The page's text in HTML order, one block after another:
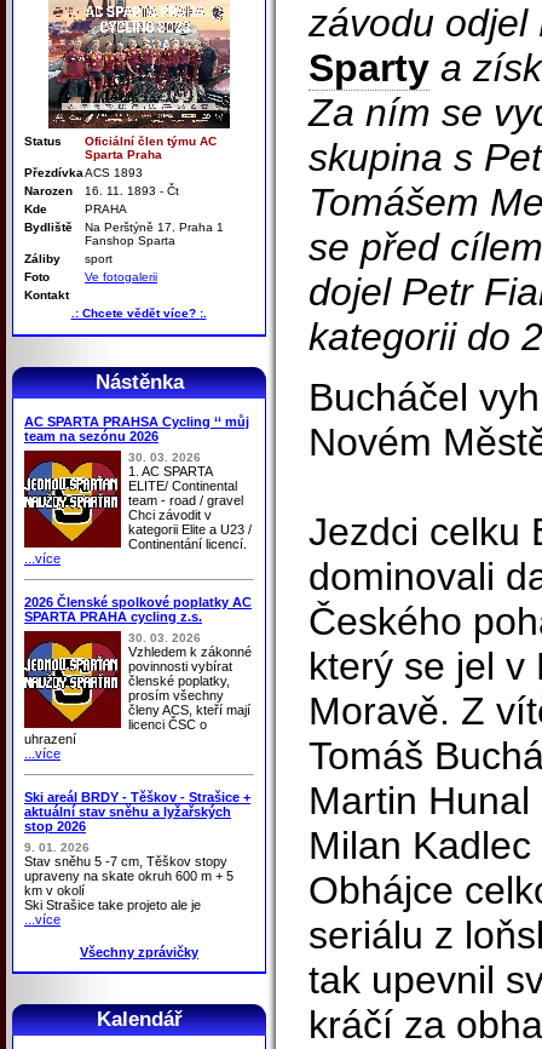
Status
Oficiální člen týmu AC
Sparta Praha
PřezdívkaACS 1893
Narozen
16. 11. 1893 - Čt
Kde
PRAHA
Bydliště
Na Perštýně 17. Praha 1
Fanshop Sparta
Záliby
sport
Foto
Ve fotogalerii
Kontakt
.: Chcete vědět více? :.
Nástěnka
AC SPARTA PRAHSA Cycling ‘‘ můj
team na sezónu 2026
30. 03. 2026
1. AC SPARTA
ELITE/ Continental
team - road / gravel
Chci závodit v
kategorii Elite a U23 /
Continentání licencí.
...více
2026 Členské spolkové poplatky AC
SPARTA PRAHA cycling z.s.
30. 03. 2026
Vzhledem k zákonné
povinnosti vybírat
členské poplatky,
prosím všechny
členy ACS, kteří mají
licenci ČSC o
uhrazení
...více
Ski areál BRDY - Těškov - Strašice +
aktuální stav sněhu a lyžařských
stop 2026
9. 01. 2026
Stav sněhu 5 -7 cm, Těškov stopy
upraveny na skate okruh 600 m + 5
km v okolí
Ski Strašice take projeto ale je
...více
Všechny zprávičky
Kalendář
závodu odjel
Sparty a
Za ním se
skupina s
Tomášem
se před
dojel Petr
kategorii do
Bucháčel
Novém
Jezdci celku
dominovali
Českého
který se jel v
Moravě. Z
Tomáš
Martin
Milan
Obhájce
seriálu z
tak upevnil
kráčí za